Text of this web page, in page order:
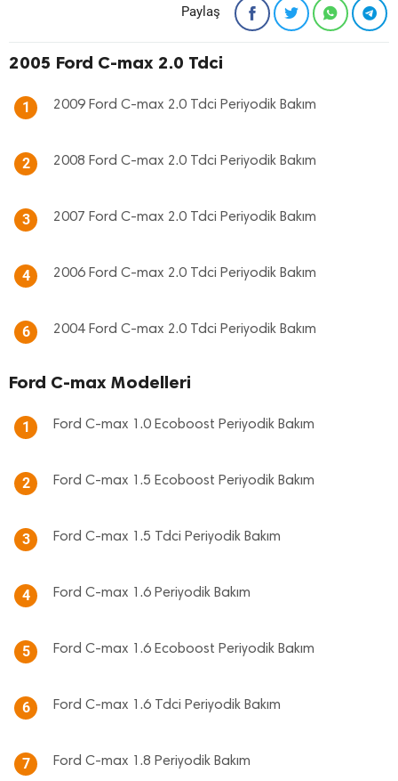
Paylaş
2005 Ford C-max 2.0 Tdci
1 2009 Ford C-max 2.0 Tdci Periyodik Bakım
2 2008 Ford C-max 2.0 Tdci Periyodik Bakım
3 2007 Ford C-max 2.0 Tdci Periyodik Bakım
4 2006 Ford C-max 2.0 Tdci Periyodik Bakım
6 2004 Ford C-max 2.0 Tdci Periyodik Bakım
Ford C-max Modelleri
1 Ford C-max 1.0 Ecoboost Periyodik Bakım
2 Ford C-max 1.5 Ecoboost Periyodik Bakım
3 Ford C-max 1.5 Tdci Periyodik Bakım
4 Ford C-max 1.6 Periyodik Bakım
5 Ford C-max 1.6 Ecoboost Periyodik Bakım
6 Ford C-max 1.6 Tdci Periyodik Bakım
7 Ford C-max 1.8 Periyodik Bakım